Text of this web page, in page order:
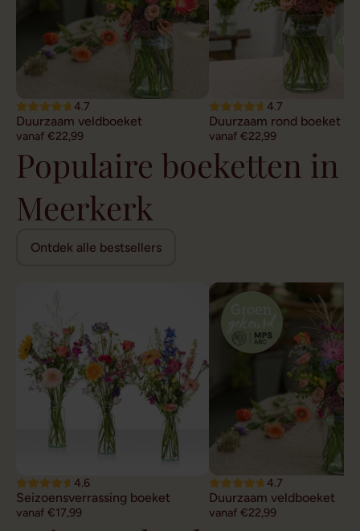
4.7
Duurzaam veldboeket
vanaf €22,99
4.7
Duurzaam rond boeket
vanaf €22,99
Populaire boeketten in
Meerkerk
Ontdek alle bestsellers
4.6
Seizoensverrassing boeket
vanaf €17,99
4.7
Duurzaam veldboeket
vanaf €22,99